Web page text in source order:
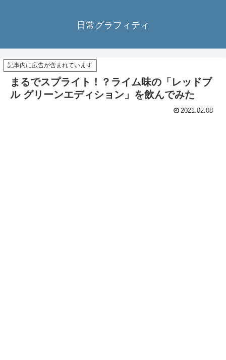
日常グラフィティ
記事内に広告が含まれています
まるでスプライト！？ライム味の「レッドブ
ル グリーンエディション」を飲んでみた
2021.02.08